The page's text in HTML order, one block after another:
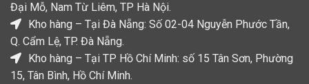
Đại Mỗ, Nam Từ Liêm, TP Hà Nội.
Kho hàng – Tại Đà Nẵng: Số 02-04 Nguyễn Phước Tần,
Q. Cẩm Lệ, TP. Đà Nẵng.
Kho hàng – Tại TP Hồ Chí Minh: số 15 Tân Sơn, Phường
15, Tân Bình, Hồ Chí Minh.